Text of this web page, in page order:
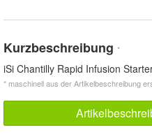
Kurzbeschreibung *
iSi Chantilly Rapid Infusion
* maschinell aus der Artikelbeschreibung